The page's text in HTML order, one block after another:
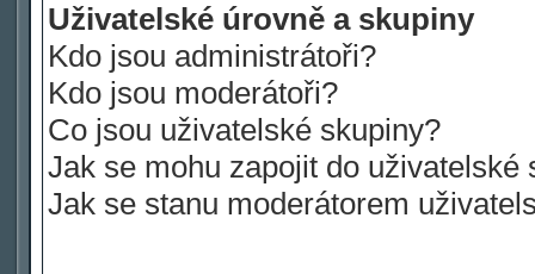
Uživatelské úrovně a skupiny
Kdo jsou administrátoři?
Kdo jsou moderátoři?
Co jsou uživatelské skupiny?
Jak se mohu zapojit do uživatelské
Jak se stanu moderátorem